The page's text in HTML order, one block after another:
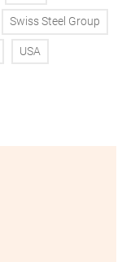
Swiss Steel Group
USA